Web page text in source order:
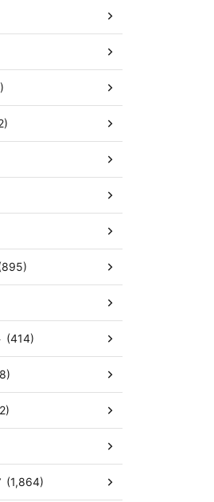
(414)
(1,864)